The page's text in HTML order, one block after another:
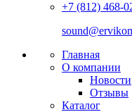
+7 (812) 468-
Главная
О компании
Новости
Отзывы
Каталог